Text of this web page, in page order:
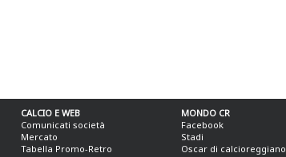
CALCIO E WEB
Comunicati società
Mercato
Tabella Promo-Retro
MONDO CR
Facebook
Stadi
Oscar di calcioreggiano